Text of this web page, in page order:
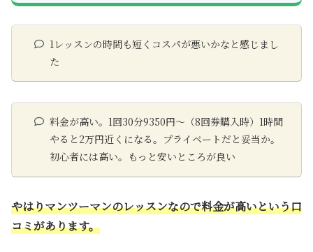
1レッスンの時間も短くコスパが悪いかなと感じまし
た
料金が高い。1回30分9350円〜（8回券購入時）1時間
やると2万円近くになる。プライベートだと妥当か。
初心者には高い。もっと安いところが良い
やはりマンツーマンのレッスンなので料金が高いという口
コミがあります。